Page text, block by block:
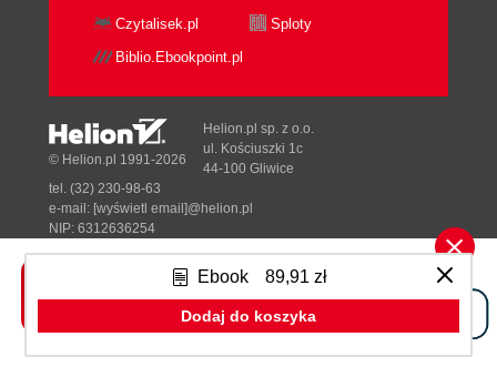
Ebook 89,91 zł
Dodaj do koszyka
Czytalisek.pl
Sploty
Biblio.Ebookpoint.pl
Tonik.pl
© Helion.pl 1991-2026
Helion.pl sp. z o.o.
ul. Kościuszki 1c
44-100 Gliwice
tel. (32) 230-98-63
e-mail: [wyświetl email]@helion.pl
NIP: 6312636254